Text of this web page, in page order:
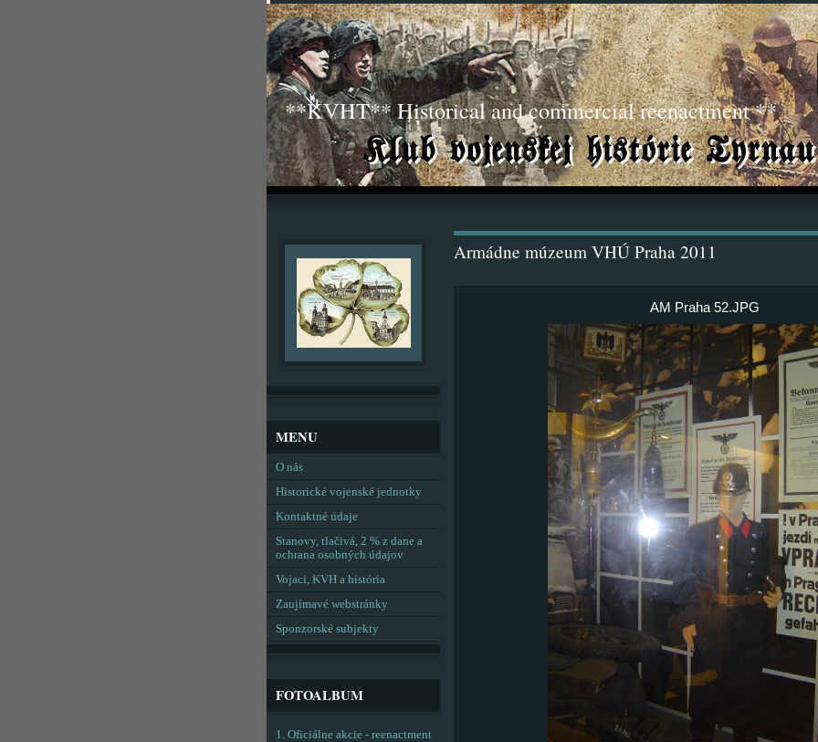
**KVHT** Historical and commercial reenactment **
Armádne múzeum VHÚ Praha 2011
AM Praha 52.JPG
MENU
O nás
Historické vojenské jednotky
Kontaktné údaje
Stanovy, tlačivá, 2 % z dane a
ochrana osobných údajov
Vojaci, KVH a história
Zaujímavé webstránky
Sponzorské subjekty
FOTOALBUM
1. Oficiálne akcie - reenactment